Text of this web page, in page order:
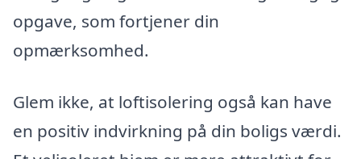
opgave, som fortjener din
opmærksomhed.
Glem ikke, at loftisolering også kan have
en positiv indvirkning på din boligs værdi.